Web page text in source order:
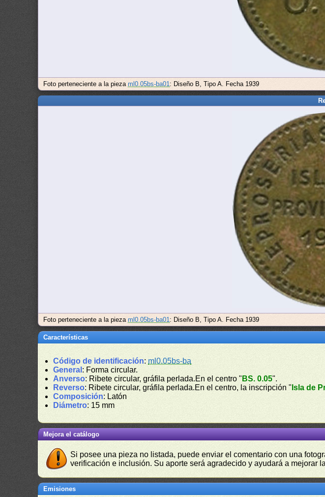
Foto perteneciente a la piezaml0.05bs-ba01: Diseño B, Tipo A. Fecha 1939
Foto perteneciente a la piezaml0.05bs-ba01: Diseño B, Tipo A. Fecha 1939
Características
Código de identificación: ml0.05bs-ba
General : Forma circular.
Anverso: Ribete circular, gráfila perlada.En el centro " BS. 0.05".
Reverso: Ribete circular, gráfila perlada.En el centro, la inscripción " Isla de
Composición: Latón
Diámetro: 15 mm
Mejora el catálogo
Si posee una pieza no listada, puede enviar el comentario con una
verificación e inclusión. Su aporte será agradecido y ayudará a mejorar
Emisiones